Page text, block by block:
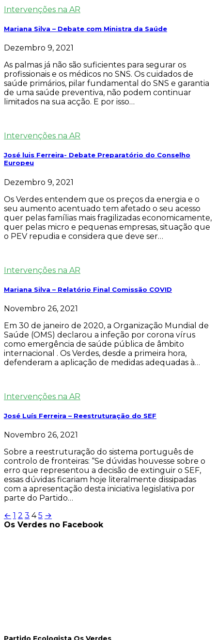
Intervenções na AR
Mariana Silva – Debate com Ministra da Saúde
Dezembro 9, 2021
As palmas já não são suficientes para segurar os
profissionais e os médicos no SNS. Os cuidados de
saúde primários, pilar fundamental do SNS e garantia
de uma saúde preventiva, não podem continuar
limitados na sua acção. E por isso…
Intervenções na AR
José luis Ferreira- Debate Preparatório do Conselho
Europeu
Dezembro 9, 2021
Os Verdes entendem que os preços da energia e o
seu aumento acentuado tem afetado o seu acesso
quer pelas famílias mais fragilizadas economicamente,
quer pelas micro e pequenas empresas, situação que
o PEV repudia e considera que deve ser…
Intervenções na AR
Mariana Silva – Relatório Final Comissão COVID
Novembro 26, 2021
Em 30 de janeiro de 2020, a Organização Mundial de
Saúde (OMS) declarou a infeção por corona vírus
como emergência de saúde pública de âmbito
internacional . Os Verdes, desde a primeira hora,
defenderam a aplicação de medidas adequadas à…
Intervenções na AR
José Luís Ferreira – Reestruturação do SEF
Novembro 26, 2021
Sobre a reestruturação do sistema português de
controlo de fronteiras: “Se dúvidas houvesse sobre o
erro que representou a decisão de extinguir o SEF,
essas dúvidas ficariam hoje literalmente dissipadas
com a apresentação desta iniciativa legislativa por
parte do Partido…
Paginação
dos
← 1 2 3 4 5 →
Os Verdes no Facebook